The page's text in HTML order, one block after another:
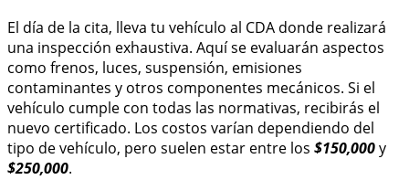
El día de la cita, lleva tu vehículo al CDA donde realizará
una inspección exhaustiva. Aquí se evaluarán aspectos
como frenos, luces, suspensión, emisiones
contaminantes y otros componentes mecánicos. Si el
vehículo cumple con todas las normativas, recibirás el
nuevo certificado. Los costos varían dependiendo del
tipo de vehículo, pero suelen estar entre los $150,000y
$250,000.